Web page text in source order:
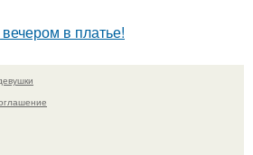
в платье!